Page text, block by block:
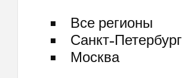
Все регионы
Санкт-Петербург
Москва